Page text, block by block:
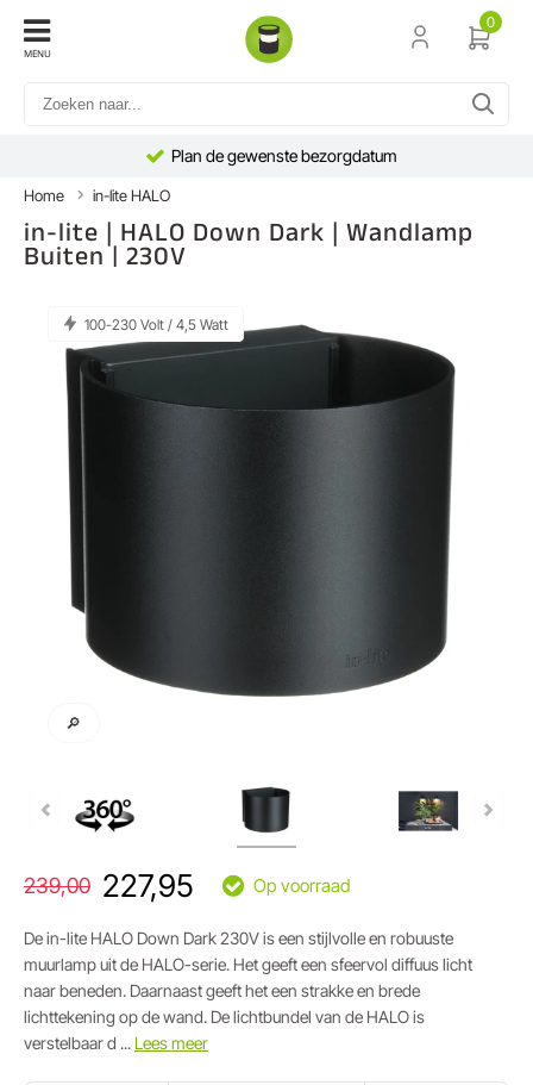
MENU
0
Plan de gewenste bezorgdatum
Home in-lite HALO
in-lite | HALO Down Dark | Wandlamp
Buiten | 230V
100-230 Volt / 4,5 Watt
🔎
239,00 227,95 Op voorraad
De in-lite HALO Down Dark 230V is een stijlvolle en robuuste
muurlamp uit de HALO-serie. Het geeft een sfeervol diffuus licht
naar beneden. Daarnaast geeft het een strakke en brede
lichttekening op de wand. De lichtbundel van de HALO is
verstelbaar d ... Lees meer